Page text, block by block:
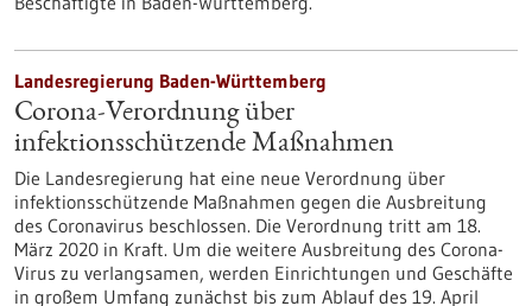
Landesregierung Baden-Württemberg
Corona-Verordnung über
infektionsschützende Maßnahmen
Die Landesregierung hat eine neue Verordnung über
infektionsschützende Maßnahmen gegen die Ausbreitung
des Coronavirus beschlossen. Die Verordnung tritt am 18.
März 2020 in Kraft. Um die weitere Ausbreitung des Corona-
Virus zu verlangsamen, werden Einrichtungen und Geschäfte
in großem Umfang zunächst bis zum Ablauf des 19. April